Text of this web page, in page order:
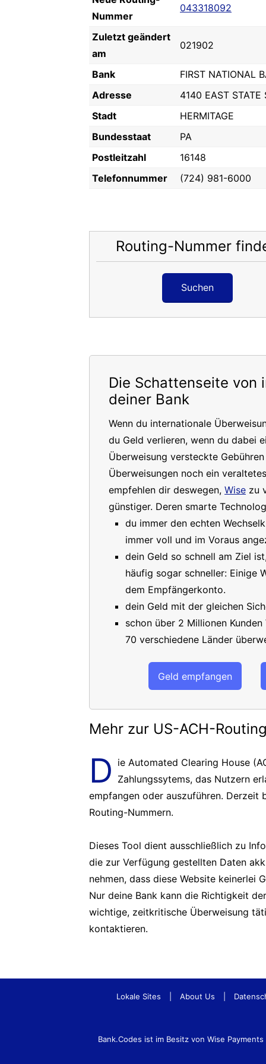
Nummer
043318092
Zuletzt geändert
am
021902
Bank
FIRST NATIONAL
Adresse
4140 EAST STATE
Stadt
HERMITAGE
Bundesstaat
PA
Postleitzahl
16148
Telefonnummer
(724) 981-6000
Routing-Nummer
Suchen
Die Schattenseite von
deiner Bank
Wenn du internationale
du Geld verlieren, wenn du dabei
Überweisung versteckte
Überweisungen noch ein
empfehlen dir deswegen, Wise zu
günstiger. Deren smarte
du immer den echten
immer voll und im Voraus
dein Geld so schnell am Ziel
häufig sogar schneller: Einige
dem Empfängerkonto.
dein Geld mit der gleichen
schon über 2 Millionen
70 verschiedene Länder
Geld empfangen
Mehr zur US-ACH-
D ie Automated Clearing House
Zahlungssytems, das Nutzern
empfangen oder auszuführen. Derzeit
Routing-Nummern.
Dieses Tool dient ausschließlich zu
die zur Verfügung gestellten Daten
nehmen, dass diese Website keinerlei
Nur deine Bank kann die Richtigkeit
wichtige, zeitkritische Überweisung
kontaktieren.
Lokale Sites About Us
Bank.Codes ist im Besitz von Wise